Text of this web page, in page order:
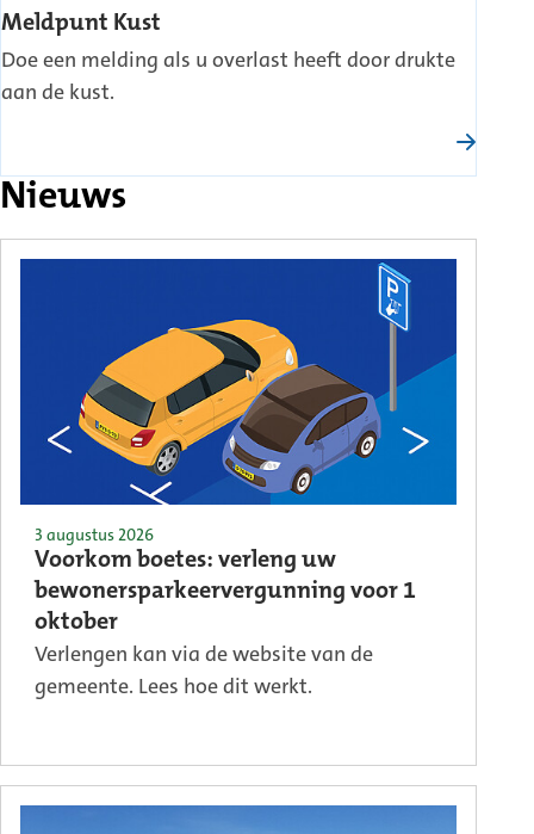
Meldpunt Kust
Doe een melding als u overlast heeft door drukte
aan de kust.
Nieuws
Voorkom boetes: verleng uw
bewonersparkeervergunning voor 1
oktober
3 augustus 2026
Verlengen kan via de website van de
gemeente. Lees hoe dit werkt.